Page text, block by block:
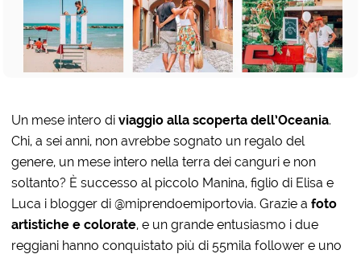
Un mese intero diviaggio alla scoperta dell’Oceania.
Chi, a sei anni, non avrebbe sognato un regalo del
genere, un mese intero nella terra dei canguri e non
soltanto? È successo al piccolo Manina, figlio di Elisa e
Luca i blogger di @miprendoemiportovia. Grazie afoto
artistiche e colorate, e un grande entusiasmo i due
reggiani hanno conquistato più di 55mila follower e uno